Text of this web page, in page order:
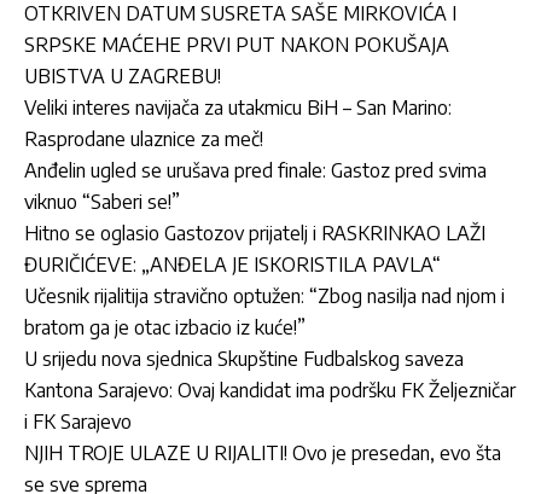
OTKRIVEN DATUM SUSRETA SAŠE MIRKOVIĆA I
SRPSKE MAĆEHE PRVI PUT NAKON POKUŠAJA
UBISTVA U ZAGREBU!
Veliki interes navijača za utakmicu BiH – San Marino:
Rasprodane ulaznice za meč!
Anđelin ugled se urušava pred finale: Gastoz pred svima
viknuo “Saberi se!”
Hitno se oglasio Gastozov prijatelj i RASKRINKAO LAŽI
ĐURIČIĆEVE: „ANĐELA JE ISKORISTILA PAVLA“
Učesnik rijalitija stravično optužen: “Zbog nasilja nad njom i
bratom ga je otac izbacio iz kuće!”
U srijedu nova sjednica Skupštine Fudbalskog saveza
Kantona Sarajevo: Ovaj kandidat ima podršku FK Željezničar
i FK Sarajevo
NJIH TROJE ULAZE U RIJALITI! Ovo je presedan, evo šta
se sve sprema